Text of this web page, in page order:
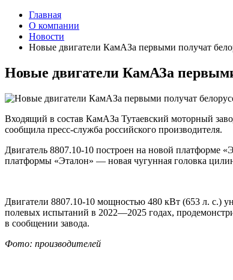
Главная
О компании
Новости
Новые двигатели КамАЗа первыми получат
Новые двигатели КамАЗа
Входящий в состав КамАЗа Тутаевский моторный
сообщила пресс-служба российского производителя.
Двигатель 8807.10-10 построен на новой платформе
платформы «Эталон» — новая чугунная головка
Двигатели 8807.10-10 мощностью 480 кВт (653 л. с.)
полевых испытаний в 2022—2025 годах,
в сообщении завода.
Фото: производителей